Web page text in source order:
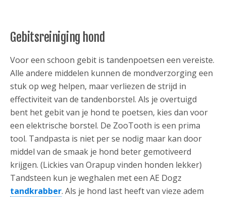
Gebitsreiniging hond
Voor een schoon gebit is tandenpoetsen een vereiste.
Alle andere middelen kunnen de mondverzorging een
stuk op weg helpen, maar verliezen de strijd in
effectiviteit van de tandenborstel. Als je overtuigd
bent het gebit van je hond te poetsen, kies dan voor
een elektrische borstel. De ZooTooth is een prima
tool. Tandpasta is niet per se nodig maar kan door
middel van de smaak je hond beter gemotiveerd
krijgen. (Lickies van Orapup vinden honden lekker)
Tandsteen kun je weghalen met een AE Dogz
tandkrabber. Als je hond last heeft van vieze adem